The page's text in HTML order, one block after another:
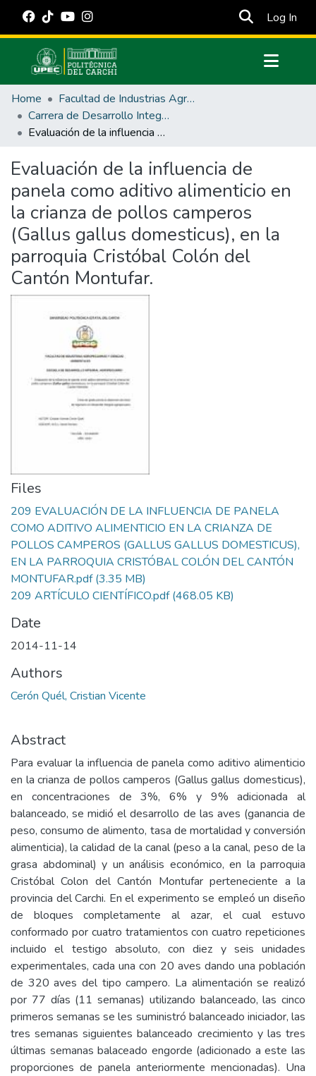
Log In
Communities & Collections
All of DSpace
Statistics
Estadísticas Externas
Manuales
Home
Facultad de Industrias Agropecuarias y Ciencias Ambientales
Carrera de Desarrollo Integral Agropecuario
Evaluación de la influencia de panela como aditivo alimenticio en la crianza de pollos camperos (Gallus gallus domesticus), en la parroquia Cristóbal Colón del Cantón Montufar.
Evaluación de la influencia de
panela como aditivo alimenticio en
la crianza de pollos camperos
(Gallus gallus domesticus), en la
parroquia Cristóbal Colón del
Cantón Montufar.
Files
209 EVALUACIÓN DE LA INFLUENCIA DE PANELA
COMO ADITIVO ALIMENTICIO EN LA CRIANZA DE
POLLOS CAMPEROS (GALLUS GALLUS DOMESTICUS),
EN LA PARROQUIA CRISTÓBAL COLÓN DEL CANTÓN
MONTUFAR.pdf(3.35 MB)
209 ARTÍCULO CIENTÍFICO.pdf(468.05 KB)
Date
2014-11-14
Authors
Cerón Quél, Cristian Vicente
Abstract
Para evaluar la influencia de panela como aditivo alimenticio
en la crianza de pollos camperos (Gallus gallus domesticus),
en concentraciones de 3%, 6% y 9% adicionada al
balanceado, se midió el desarrollo de las aves (ganancia de
peso, consumo de alimento, tasa de mortalidad y conversión
alimenticia), la calidad de la canal (peso a la canal, peso de la
grasa abdominal) y un análisis económico, en la parroquia
Cristóbal Colon del Cantón Montufar perteneciente a la
provincia del Carchi. En el experimento se empleó un diseño
de bloques completamente al azar, el cual estuvo
conformado por cuatro tratamientos con cuatro repeticiones
incluido el testigo absoluto, con diez y seis unidades
experimentales, cada una con 20 aves dando una población
de 320 aves del tipo campero. La alimentación se realizó
por 77 días (11 semanas) utilizando balanceado, las cinco
primeros semanas se les suministró balanceado iniciador, las
tres semanas siguientes balanceado crecimiento y las tres
últimas semanas balaceado engorde (adicionado a este las
proporciones de panela anteriormente mencionadas). Una